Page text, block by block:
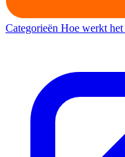
Categorieën Hoe werkt het